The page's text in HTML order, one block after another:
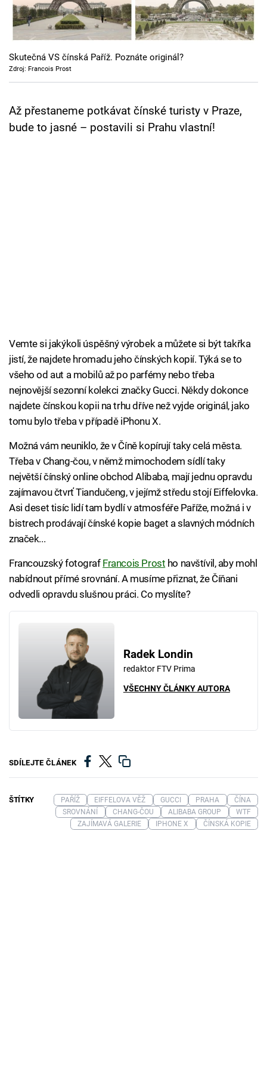
Cool Esport
Pořady
TV Program
Přihlášení
Skutečná VS čínská Paříž. Poznáte originál?
Zdroj: Francois Prost
Až přestaneme potkávat čínské turisty v Praze,
bude to jasné – postavili si Prahu vlastní!
Vemte si jakýkoli úspěšný výrobek a můžete si být takřka
jistí, že najdete hromadu jeho čínských kopií. Týká se to
všeho od aut a mobilů až po parfémy nebo třeba
nejnovější sezonní kolekci značky Gucci. Někdy dokonce
najdete čínskou kopii na trhu dříve než vyjde originál, jako
tomu bylo třeba v případě iPhonu X.
Možná vám neuniklo, že v Číně kopírují taky celá města.
Třeba v Chang-čou, v němž mimochodem sídlí taky
největší čínský online obchod Alibaba, mají jednu opravdu
zajímavou čtvrť Tiandučeng, v jejímž středu stojí Eiffelovka.
Asi deset tisíc lidí tam bydlí v atmosféře Paříže, možná i v
bistrech prodávají čínské kopie baget a slavných módních
značek...
Francouzský fotograf Francois Prost ho navštívil, aby mohl
nabídnout přímé srovnání. A musíme přiznat, že Číňani
odvedli opravdu slušnou práci. Co myslíte?
Radek Londin
redaktor FTV Prima
VŠECHNY ČLÁNKY AUTORA
SDÍLEJTE ČLÁNEK
ŠTÍTKY PAŘÍŽ EIFFELOVA VĚŽ GUCCI PRAHA
ČÍNA
SROVNÁNÍ
CHANG-ČOU ALIBABA GROUP
WTF
ZAJÍMAVÁ GALERIE
IPHONE X ČÍNSKÁ KOPIE